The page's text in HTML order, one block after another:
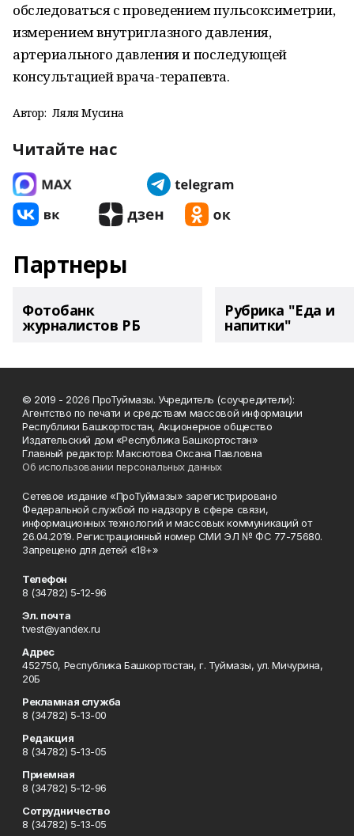
обследоваться с проведением пульсоксиметрии,
измерением внутриглазного давления,
артериального давления и последующей
консультацией врача-терапевта.
Автор: Ляля Мусина
Читайте нас
Партнеры
Фотобанк
журналистов РБ
Рубрика "Еда и
напитки"
© 2019 - 2026 ПроТуймазы. Учредитель (соучредители):
Агентство по печати и средствам массовой информации
Республики Башкортостан, Акционерное общество
Издательский дом «Республика Башкортостан»
Главный редактор: Максютова Оксана Павловна
Об использовании персональных данных
Сетевое издание «ПроТуймазы» зарегистрировано
Федеральной службой по надзору в сфере связи,
информационных технологий и массовых коммуникаций от
26.04.2019. Регистрационный номер СМИ ЭЛ № ФС 77-75680.
Запрещено для детей «18+»
Телефон
8 (34782) 5-12-96
Эл. почта
tvest@yandex.ru
Адрес
452750, Республика Башкортостан, г. Туймазы, ул. Мичурина,
20Б
Рекламная служба
8 (34782) 5-13-00
Редакция
8 (34782) 5-13-05
Приемная
8 (34782) 5-12-96
Сотрудничество
8 (34782) 5-13-05